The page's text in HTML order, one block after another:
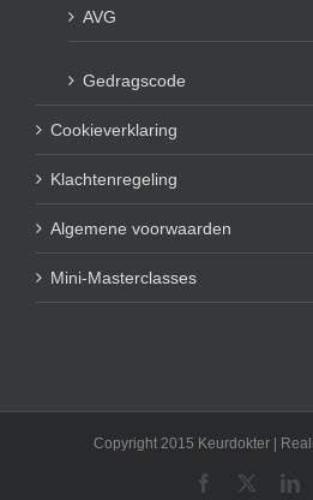
AVG
Gedragscode
Cookieverklaring
Klachtenregeling
Algemene voorwaarden
Mini-Masterclasses
Copyright 2015 Keurdokter |
Facebook